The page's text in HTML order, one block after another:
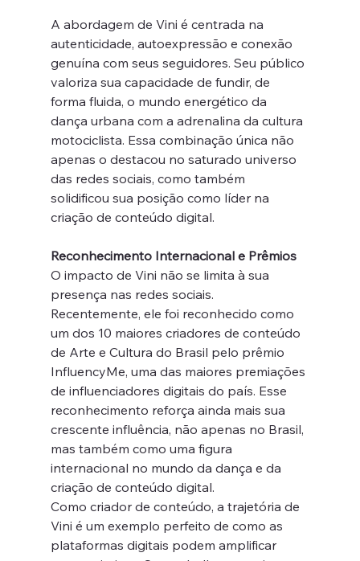
A abordagem de Vini é centrada na
autenticidade, autoexpressão e conexão
genuína com seus seguidores. Seu público
valoriza sua capacidade de fundir, de
forma fluida, o mundo energético da
dança urbana com a adrenalina da cultura
motociclista. Essa combinação única não
apenas o destacou no saturado universo
das redes sociais, como também
solidificou sua posição como líder na
criação de conteúdo digital.
Reconhecimento Internacional e Prêmios
O impacto de Vini não se limita à sua
presença nas redes sociais.
Recentemente, ele foi reconhecido como
um dos 10 maiores criadores de conteúdo
de Arte e Cultura do Brasil pelo prêmio
InfluencyMe, uma das maiores premiações
de influenciadores digitais do país. Esse
reconhecimento reforça ainda mais sua
crescente influência, não apenas no Brasil,
mas também como uma figura
internacional no mundo da dança e da
criação de conteúdo digital.
Como criador de conteúdo, a trajetória de
Vini é um exemplo perfeito de como as
plataformas digitais podem amplificar